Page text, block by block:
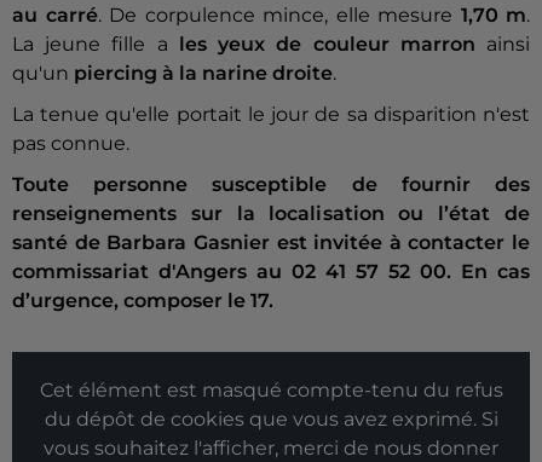
au carré. De corpulence mince, elle mesure 1,70 m.
La jeune fille a
les yeux de couleur marron ainsi
qu'un piercing à la narine droite.
La tenue qu'elle portait le jour de sa disparition n'est
pas connue.
Toute personne susceptible de fournir des
renseignements sur la localisation ou l’état de
santé de Barbara Gasnier est invitée à contacter le
commissariat d'Angers au 02 41 57 52 00. En cas
d’urgence, composer le 17.
Cet élément est masqué compte-tenu du refus
du dépôt de cookies que vous avez exprimé. Si
vous souhaitez l'afficher, merci de nous donner